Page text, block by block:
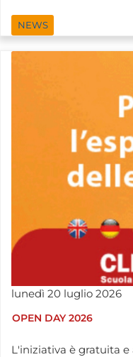
NEWS
lunedì 20 luglio 2026
OPEN DAY 2026
L'iniziativa è gratuita